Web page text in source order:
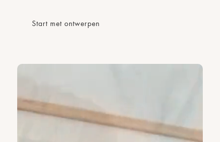
Start met ontwerpen